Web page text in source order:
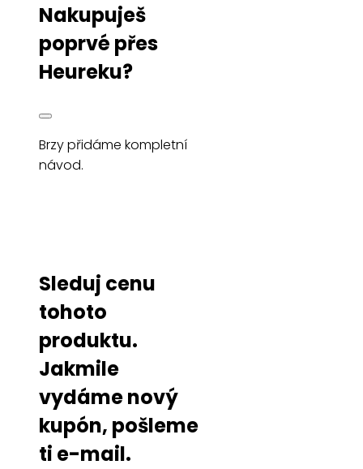
Nakupuješ
poprvé přes
Heureku?
Brzy přidáme kompletní
návod.
Sleduj cenu
tohoto
produktu.
Jakmile
vydáme nový
kupón, pošleme
ti e-mail.